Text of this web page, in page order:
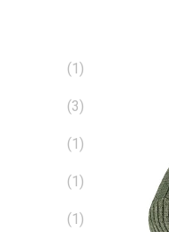
(1)
(3)
(1)
(1)
(1)